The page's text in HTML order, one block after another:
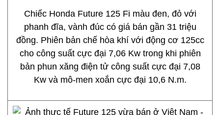
Chiếc Honda Future 125 Fi màu đen, đỏ với
phanh đĩa, vành đúc có giá bán gần 31 triệu
đồng. Phiên bản chế hòa khí với động cơ 125cc
cho công suất cực đại 7,06 Kw trong khi phiên
bản phun xăng điện tử công suất cực đại 7,08
Kw và mô-men xoắn cực đại 10,6 N.m.